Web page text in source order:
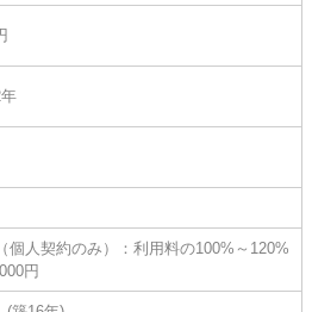
個人契約のみ）：利用料の100%～120%
円